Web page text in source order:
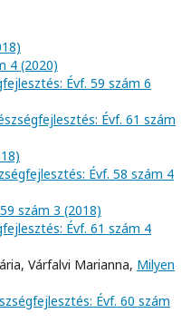
4 (2020)
Évf. 59 szám 6
Évf. 61 szám
Évf. 58 szám 4
szám 3 (2018)
Évf. 61 szám 4
Várfalvi Marianna, Milyen
Évf. 60 szám